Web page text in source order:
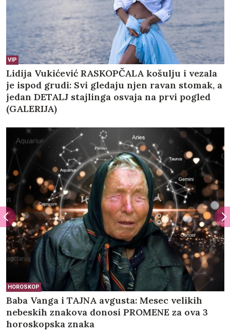
VIP
Lidija Vukićević RASKOPČALA košulju i vezala
je ispod grudi: Svi gledaju njen ravan stomak, a
jedan DETALJ stajlinga osvaja na prvi pogled
(GALERIJA)
HOROSKOP
Baba Vanga i TAJNA avgusta: Mesec velikih
nebeskih znakova donosi PROMENE za ova 3
horoskopska znaka